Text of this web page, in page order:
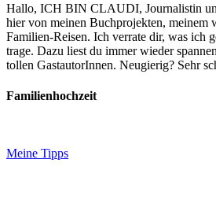
Hallo, ICH BIN CLAUDI, Journalistin
hier von meinen Buchprojekten, meinem
Familien-Reisen. Ich verrate dir, was ich
trage. Dazu liest du immer wieder
tollen GastautorInnen. Neugierig? Sehr
Familienhochzeit
Meine Tipps